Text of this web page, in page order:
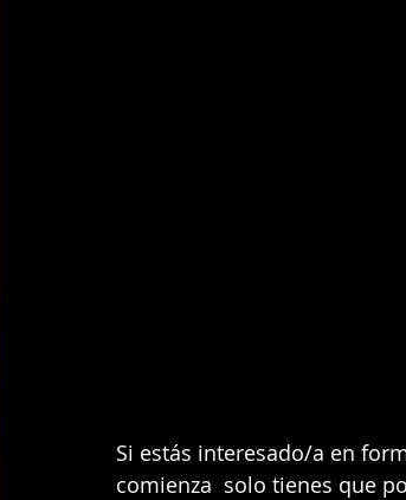
Si estás interesado/a en
comienza  solo tienes que